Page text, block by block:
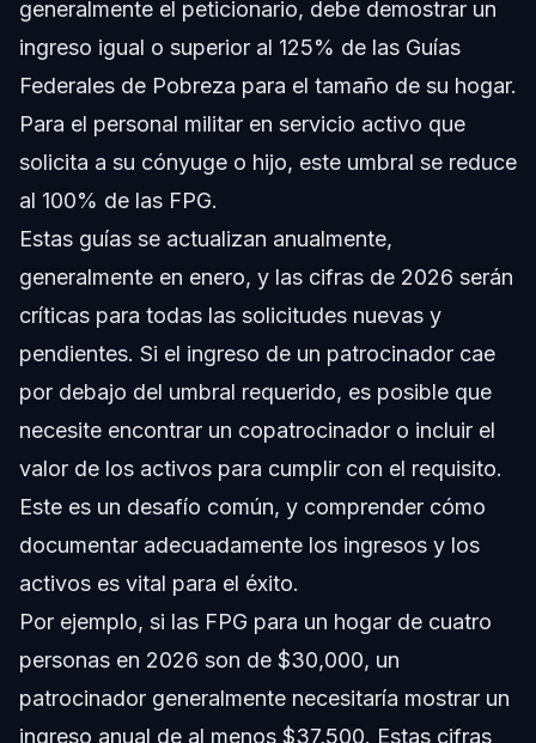
generalmente el peticionario, debe demostrar un
ingreso igual o superior al 125% de las Guías
Federales de Pobreza para el tamaño de su hogar.
Para el personal militar en servicio activo que
solicita a su cónyuge o hijo, este umbral se reduce
al 100% de las FPG.
Estas guías se actualizan anualmente,
generalmente en enero, y las cifras de 2026 serán
críticas para todas las solicitudes nuevas y
pendientes. Si el ingreso de un patrocinador cae
por debajo del umbral requerido, es posible que
necesite encontrar un copatrocinador o incluir el
valor de los activos para cumplir con el requisito.
Este es un desafío común, y comprender cómo
documentar adecuadamente los ingresos y los
activos es vital para el éxito.
Por ejemplo, si las FPG para un hogar de cuatro
personas en 2026 son de $30,000, un
patrocinador generalmente necesitaría mostrar un
ingreso anual de al menos $37,500. Estas cifras